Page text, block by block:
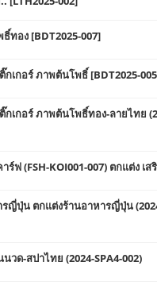
ทอง [BDT2025-007]
กเกอร์ ภาพต้นโพธิ์ [BDT2025-
กเกอร์ ภาพต้นโพธิ์ทอง-ลายไทย
ร์ฟ (FSH-KOI001-007) ตกแต่ง เ
รญี่ปุ่น ตกแต่งร้านอาหารญี่ปุ่น
วด-สปาไทย (2024-SPA4-002)